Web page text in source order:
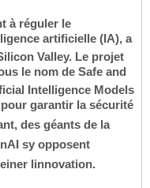
à réguler le
artificielle (IA), a
Valley. Le projet
le nom de Safe and
Intelligence Models
garantir la sécurité
des géants de la
sy opposent
linnovation.